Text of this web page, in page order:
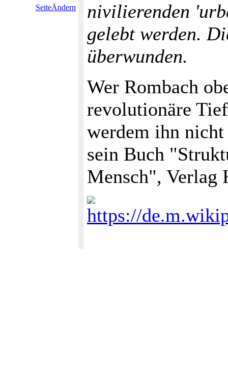
SeiteÄndern
nivilierenden
gelebt werden.
überwunden.
Wer Rombach
revolutionäre
werdem ihn
sein Buch
Mensch", Verlag
https://